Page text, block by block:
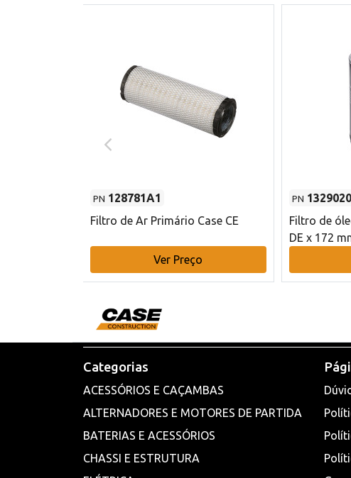
PN 128781A1
Filtro de Ar Primário Case CE
Ver Preço
PN
Filtro de
DE x 172
Categorias
ACESSÓRIOS E CAÇAMBAS
ALTERNADORES E MOTORES DE PARTIDA
BATERIAS E ACESSÓRIOS
CHASSI E ESTRUTURA